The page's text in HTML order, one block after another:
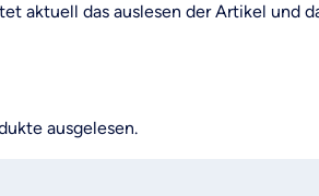
aktuell das auslesen der Artikel und
ausgelesen.